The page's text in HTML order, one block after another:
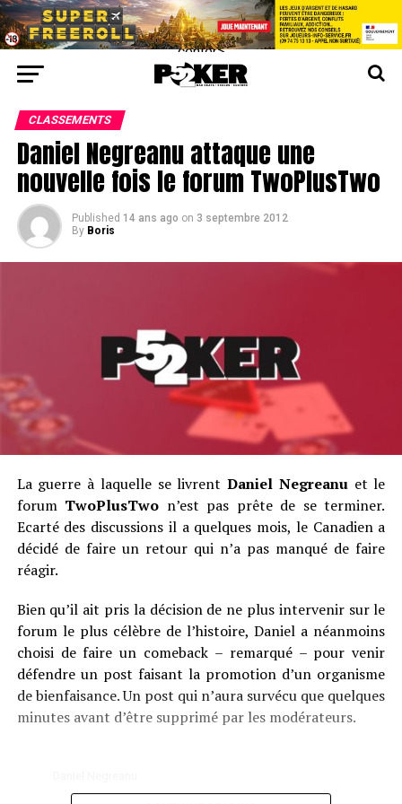
center>
CLASSEMENTS
Daniel Negreanu attaque une
nouvelle fois le forum TwoPlusTwo
Published 14 ans ago on 3 septembre 2012
By Boris
La guerre à laquelle se livrentDaniel Negreanuet le
forum TwoPlusTwo n’est pas prête de se terminer.
Ecarté des discussions il a quelques mois, le Canadien a
décidé de faire un retour qui n’a pas manqué de faire
réagir.
Bien qu’il ait pris la décision de ne plus intervenir sur le
forum le plus célèbre de l’histoire, Daniel a néanmoins
choisi de faire un comeback – remarqué – pour venir
défendre un post faisant la promotion d’un organisme
de bienfaisance. Un post qui n’aura survécu que quelques
minutes avant d’être supprimé par les modérateurs.